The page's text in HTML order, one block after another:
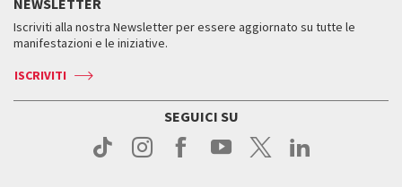
Come raggiungerci
Come raggiungerci
Contatti
Press
Orari e sedi
Biglietti
Servizi al pubblico
Come raggiungerci
Contatti
Orari e sedi
Iscriviti alla nostra Newsletter per essere aggiornato su tutte le
manifestazioni e le iniziative.
ISCRIVITI
SEGUICI SU